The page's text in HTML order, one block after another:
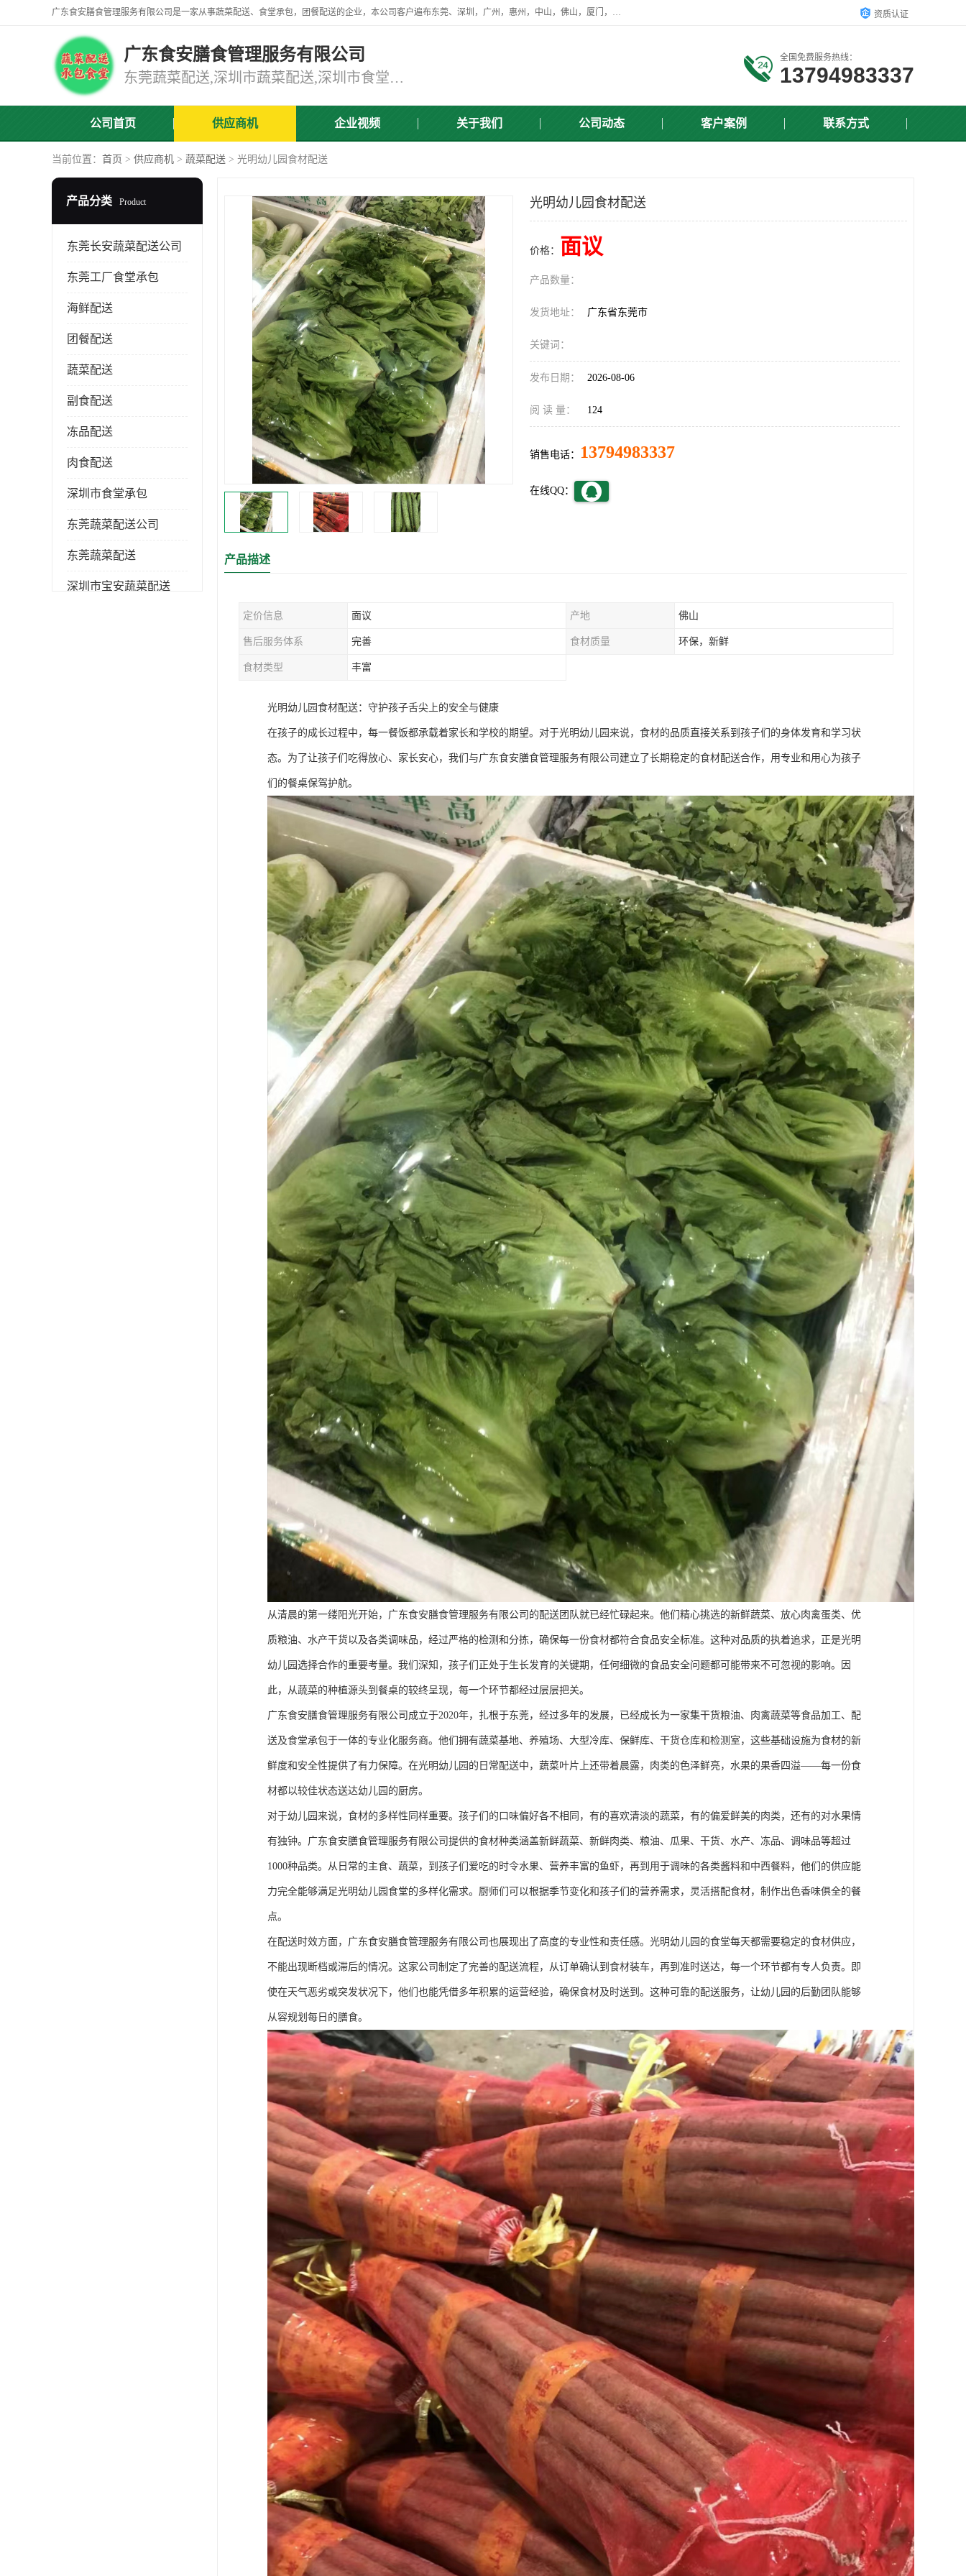
广东食安膳食管理服务有限公司是一家从事蔬菜配送、食堂承包，团餐配送的企业，本公司客户遍布东莞、深圳，广州，惠州，中山，佛山，厦门，肇庆，江门，清远等地，资质齐全，提供学校、工厂、医院、企业、地铁、大型超市、商场、单位、消防队、监狱食堂饭堂蔬菜配送，集新鲜蔬菜、新鲜肉类、粮油、瓜果 、干货 、水产、冻品、粮油、调味品、日用品、调味品及进口冷冻食品为主的原料供应商等为一体的化配送服务机构！ 资质认证
广东食安膳食管理服务有限公司
东莞蔬菜配送,深圳市蔬菜配送,深圳市食堂承包,深圳市宝安蔬菜配送,东莞工厂食堂承包,东莞蔬菜配送公司,东莞长安蔬菜配送公司
全国免费服务热线：
13794983337
公司首页 供应商机 企业视频 关于我们 公司动态 客户案例 联系方式
当前位置： 首页 > 供应商机 > 蔬菜配送 > 光明幼儿园食材配送
产品分类 Product
东莞长安蔬菜配送公司
东莞工厂食堂承包
海鲜配送
团餐配送
蔬菜配送
副食配送
冻品配送
肉食配送
深圳市食堂承包
东莞蔬菜配送公司
东莞蔬菜配送
深圳市宝安蔬菜配送
光明幼儿园食材配送
价格： 面议
产品数量：
发货地址： 广东省东莞市
关键词：
发布日期： 2026-08-06
阅 读 量： 124
销售电话： 13794983337
在线QQ：
产品描述
定价信息 面议 产地 佛山
售后服务体系 完善 食材质量 环保，新鲜
食材类型 丰富
光明幼儿园食材配送：守护孩子舌尖上的安全与健康
在孩子的成长过程中，每一餐饭都承载着家长和学校的期望。对于光明幼儿园来说，食材的品质直接关系到孩子们的身体发育和学习状
态。为了让孩子们吃得放心、家长安心，我们与广东食安膳食管理服务有限公司建立了长期稳定的食材配送合作，用专业和用心为孩子
们的餐桌保驾护航。
从清晨的第一缕阳光开始，广东食安膳食管理服务有限公司的配送团队就已经忙碌起来。他们精心挑选的新鲜蔬菜、放心肉禽蛋类、优
质粮油、水产干货以及各类调味品，经过严格的检测和分拣，确保每一份食材都符合食品安全标准。这种对品质的执着追求，正是光明
幼儿园选择合作的重要考量。我们深知，孩子们正处于生长发育的关键期，任何细微的食品安全问题都可能带来不可忽视的影响。因
此，从蔬菜的种植源头到餐桌的较终呈现，每一个环节都经过层层把关。
广东食安膳食管理服务有限公司成立于2020年，扎根于东莞，经过多年的发展，已经成长为一家集干货粮油、肉禽蔬菜等食品加工、配
送及食堂承包于一体的专业化服务商。他们拥有蔬菜基地、养殖场、大型冷库、保鲜库、干货仓库和检测室，这些基础设施为食材的新
鲜度和安全性提供了有力保障。在光明幼儿园的日常配送中，蔬菜叶片上还带着晨露，肉类的色泽鲜亮，水果的果香四溢——每一份食
材都以较佳状态送达幼儿园的厨房。
对于幼儿园来说，食材的多样性同样重要。孩子们的口味偏好各不相同，有的喜欢清淡的蔬菜，有的偏爱鲜美的肉类，还有的对水果情
有独钟。广东食安膳食管理服务有限公司提供的食材种类涵盖新鲜蔬菜、新鲜肉类、粮油、瓜果、干货、水产、冻品、调味品等超过
1000种品类。从日常的主食、蔬菜，到孩子们爱吃的时令水果、营养丰富的鱼虾，再到用于调味的各类酱料和中西餐料，他们的供应能
力完全能够满足光明幼儿园食堂的多样化需求。厨师们可以根据季节变化和孩子们的营养需求，灵活搭配食材，制作出色香味俱全的餐
点。
在配送时效方面，广东食安膳食管理服务有限公司也展现出了高度的专业性和责任感。光明幼儿园的食堂每天都需要稳定的食材供应，
不能出现断档或滞后的情况。这家公司制定了完善的配送流程，从订单确认到食材装车，再到准时送达，每一个环节都有专人负责。即
使在天气恶劣或突发状况下，他们也能凭借多年积累的运营经验，确保食材及时送到。这种可靠的配送服务，让幼儿园的后勤团队能够
从容规划每日的膳食。